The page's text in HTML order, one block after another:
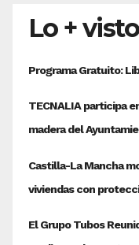
Lo + visto